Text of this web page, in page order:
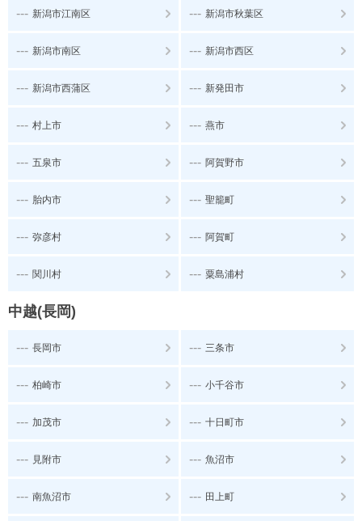
--- 新潟市江南区 --- 新潟市秋葉区
--- 新潟市南区 --- 新潟市西区
--- 新潟市西蒲区 --- 新発田市
--- 村上市 --- 燕市
--- 五泉市 --- 阿賀野市
--- 胎内市 --- 聖籠町
--- 弥彦村 --- 阿賀町
--- 関川村 --- 粟島浦村
中越(長岡)
--- 長岡市 --- 三条市
--- 柏崎市 --- 小千谷市
--- 加茂市 --- 十日町市
--- 見附市 --- 魚沼市
--- 南魚沼市 --- 田上町